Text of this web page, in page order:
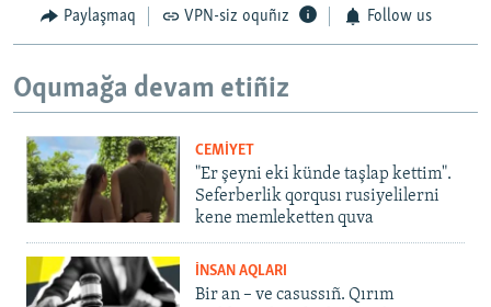
Paylaşmaq VPN-siz oquñız Follow us
Oqumağa devam etiñiz
CEMİYET
"Er şeyni eki künde taşlap kettim".
Seferberlik qorqusı rusiyelilerni
kene memleketten quva
İNSAN AQLARI
Bir an – ve casussıñ. Qırım